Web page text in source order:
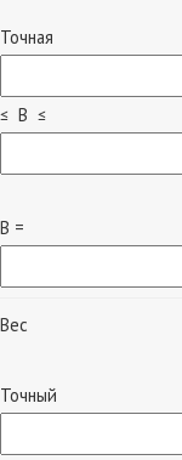
Точная
≤ B ≤
B =
Вес
Точный